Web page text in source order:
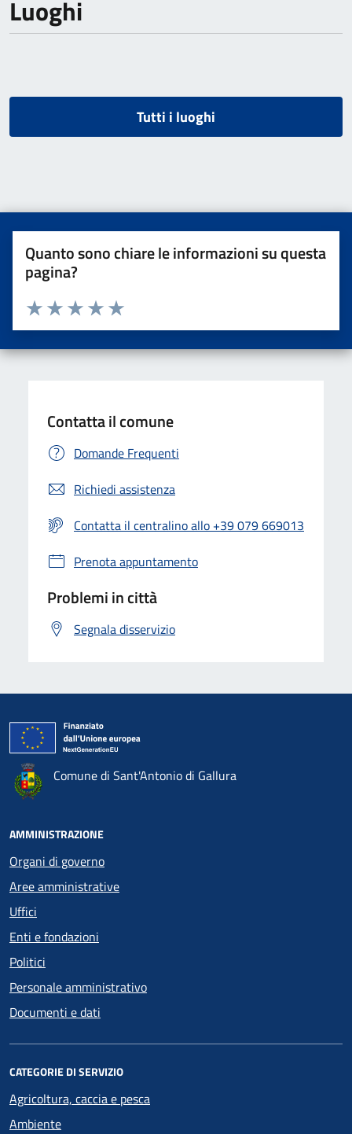
Luoghi
Tutti i luoghi
Quanto sono chiare le informazioni su questa
pagina?
Valuta da 1 a 5 stelle la pagina
Valuta 5 stelle su 5
Valuta 4 stelle su 5
Valuta 3 stelle su 5
Valuta 2 stelle su 5
Valuta una stella su 5
Contatta il comune
Domande Frequenti
Richiedi assistenza
Contatta il centralino allo +39 079 669013
Prenota appuntamento
Problemi in città
Segnala disservizio
Comune di Sant'Antonio di Gallura
AMMINISTRAZIONE
Organi di governo
Aree amministrative
Uffici
Enti e fondazioni
Politici
Personale amministrativo
Documenti e dati
CATEGORIE DI SERVIZIO
Agricoltura, caccia e pesca
Ambiente